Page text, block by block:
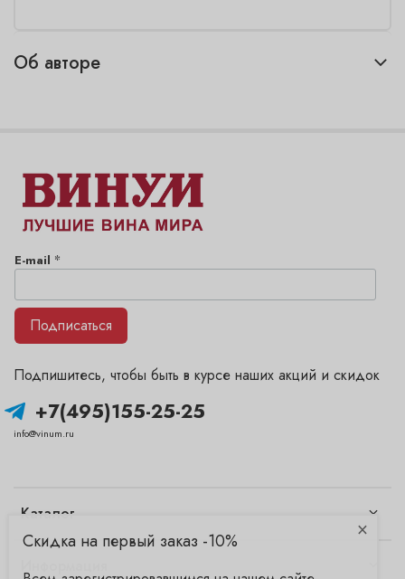
Об авторе
Каталог
+7(495)155-25-25
info@vinum.ru
Подпишитесь, чтобы быть в курсе наших акций и скидок
E-mail *
Подписаться
×
Скидка на первый заказ -10%